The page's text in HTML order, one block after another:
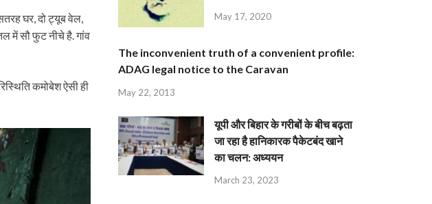
घर, दो ट्यूब वेल,
में सौ फुट नीचे है. गांव
कमोबेश ऐसी ही
May 17, 2020
The inconvenient truth of a convenient profile:
ADAG legal notice to the Caravan
May 22, 2013
यूपी और बिहार के गरीबों के बीच बढ़ता
जा रहा है हानिकारक पैकेटबंद खाने
का चलन: अध्ययन
March 23, 2023